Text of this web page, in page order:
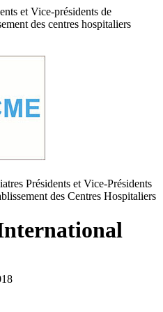
et Vice-présidents de
des centres hospitaliers
Présidents et Vice-Présidents
des Centres Hospitaliers